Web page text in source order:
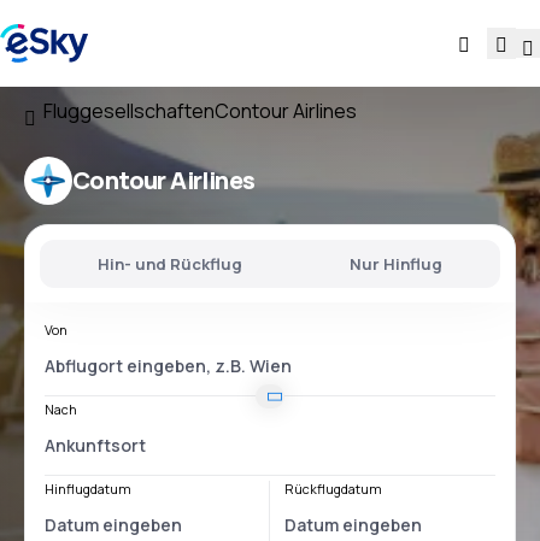
FluggesellschaftenContour Airlines
Contour Airlines
Hin- und Rückflug Nur Hinflug
Von
Nach
Hinflugdatum Rückflugdatum